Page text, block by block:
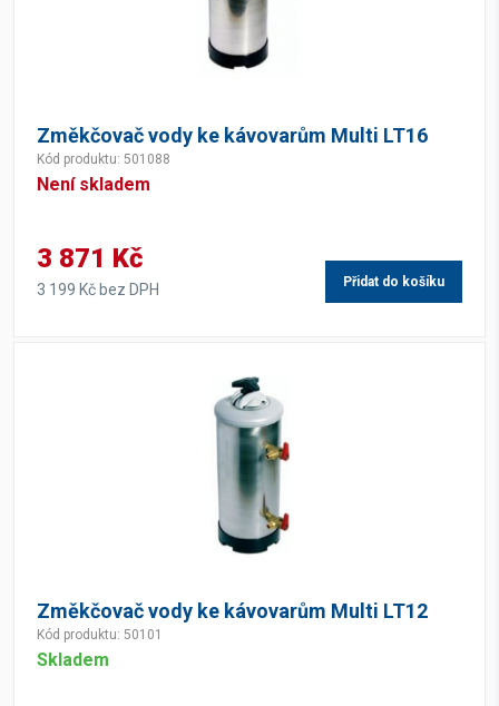
Změkčovač vody ke kávovarům Multi LT16
Kód produktu: 501088
Není skladem
3 871 Kč
3 199 Kč bez DPH Přidat do košíku
Změkčovač vody ke kávovarům Multi LT12
Kód produktu: 50101
Skladem